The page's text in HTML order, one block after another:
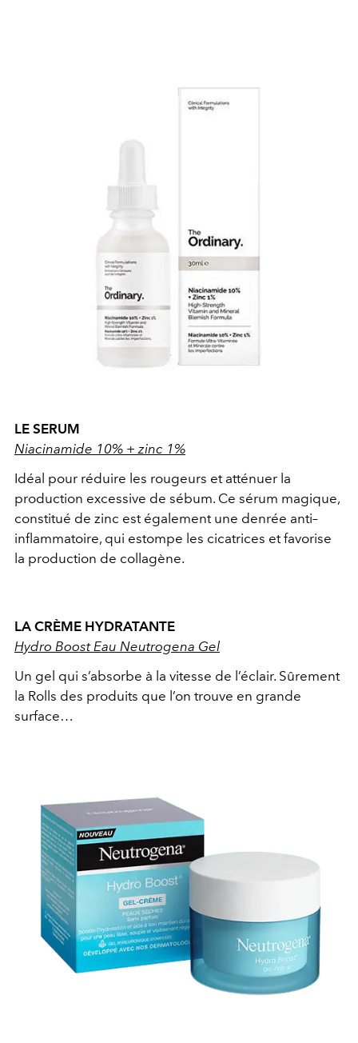
LE SERUM
Niacinamide 10% + zinc 1%
Idéal pour réduire les rougeurs et atténuer la
production excessive de sébum. Ce sérum magique,
constitué de zinc est également une denrée anti–
inflammatoire, qui estompe les cicatrices et favorise
la production de collagène.
LA CRÈME HYDRATANTE
Hydro Boost Eau Neutrogena Gel
Un gel qui s’absorbe à la vitesse de l’éclair. Sûrement
la Rolls des produits que l’on trouve en grande
surface…